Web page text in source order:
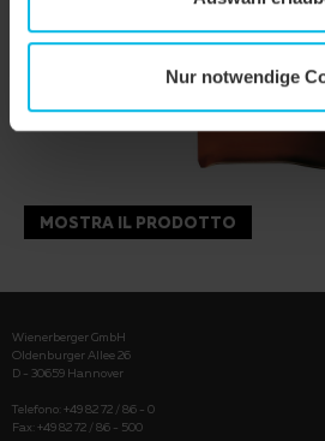
Nur notwendige
MOSTRA IL PRODOTTO
Wienerberger GmbH
Oldenburger Allee 26
D - 30659 Hannover
Telefono: +49 82 72 / 86 - 0
Fax: +49 82 72 / 86 - 500